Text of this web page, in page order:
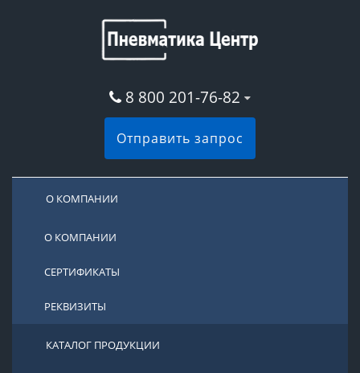
8 800 201-76-82
Отправить запрос
О КОМПАНИИ
О КОМПАНИИ
СЕРТИФИКАТЫ
РЕКВИЗИТЫ
КАТАЛОГ ПРОДУКЦИИ